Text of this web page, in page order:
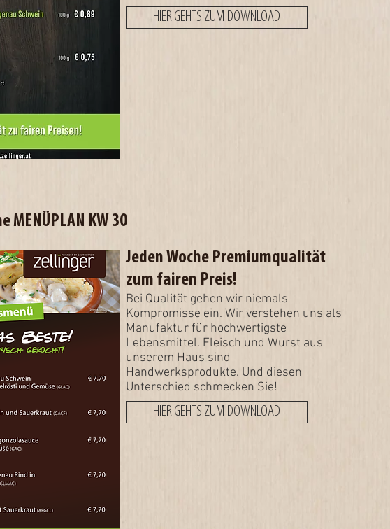
HIER GEHTS ZUM DOWNLOAD
MENÜPLAN KW 30
Jeden Woche Premiumqualität
zum fairen Preis!
Bei Qualität gehen wir niemals
Kompromisse ein. Wir verstehen uns als
Manufaktur für hochwertigste
Lebensmittel. Fleisch und Wurst aus
unserem Haus sind
Handwerksprodukte. Und diesen
Unterschied schmecken Sie!
HIER GEHTS ZUM DOWNLOAD